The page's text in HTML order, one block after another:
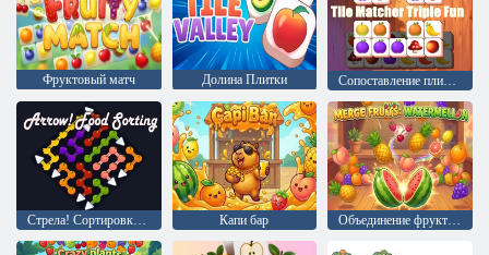
Фруктовый матч Долина Плитки Сопоставление плиток, тройное удовольствие
Стрела! Сортировка еды Капи бар Объединение фруктов: Арбуз